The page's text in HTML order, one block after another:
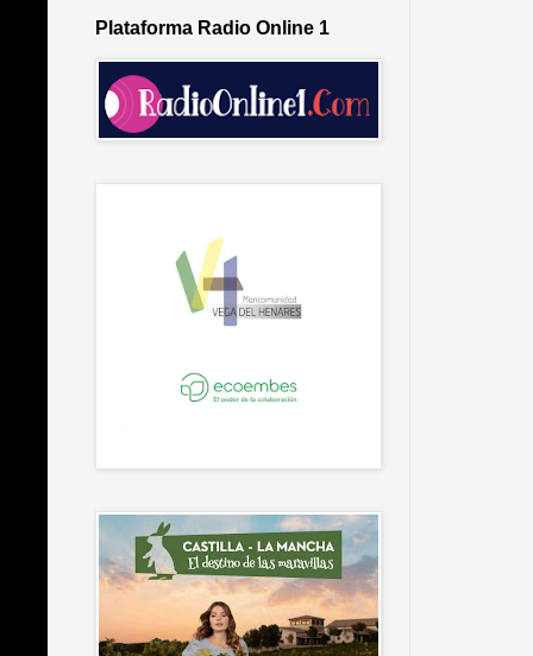
Plataforma Radio Online 1